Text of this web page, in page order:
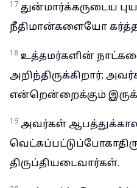
17 துன்மார்க்கருடைய
நீதிமான்களையோ
18 உத்தமர்களின்
அறிந்திருக்கிறார்;
என்றென்றைக்கும்
19 அவர்கள்
திருப்தியடைவார்கள்.